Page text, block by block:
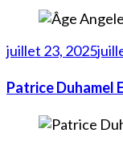
juillet 23, 2025
Patrice Duhamel